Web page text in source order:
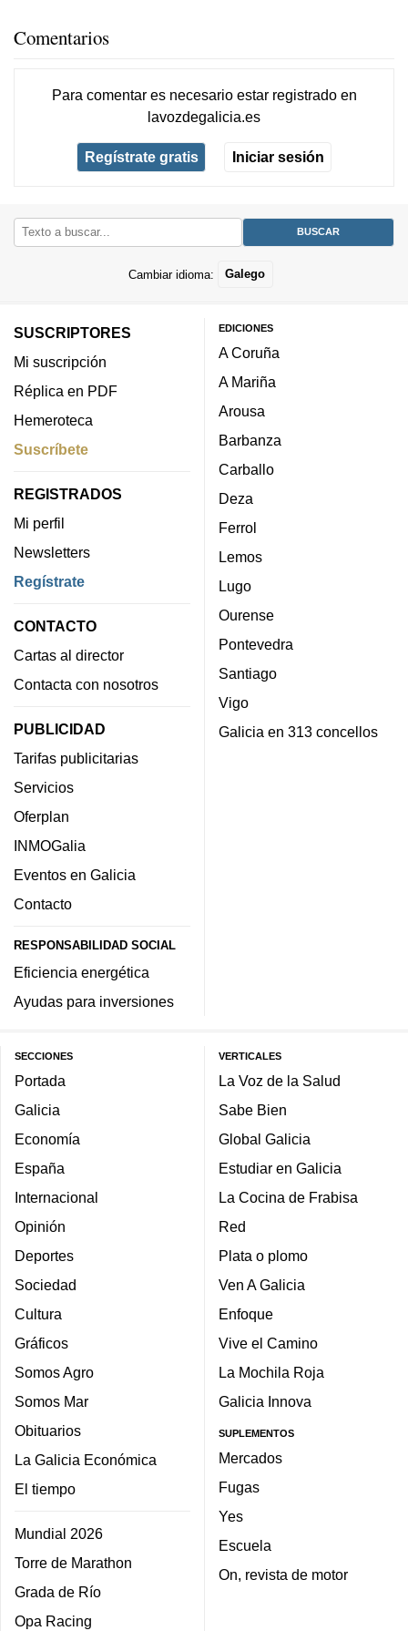
Comentarios
Para comentar es necesario estar registradoen
lavozdegalicia.es
Regístrate gratis Iniciar sesión
Cambiar idioma: Galego
SUSCRIPTORES
Mi suscripción
Réplica en PDF
Hemeroteca
Suscríbete
REGISTRADOS
Mi perfil
Newsletters
Regístrate
CONTACTO
Cartas al director
Contacta con nosotros
PUBLICIDAD
Tarifas publicitarias
Servicios
Oferplan
INMOGalia
Eventos en Galicia
Contacto
RESPONSABILIDAD SOCIAL
Eficiencia energética
Ayudas para inversiones
EDICIONES
A Coruña
A Mariña
Arousa
Barbanza
Carballo
Deza
Ferrol
Lemos
Lugo
Ourense
Pontevedra
Santiago
Vigo
Galicia en 313 concellos
SECCIONES
Portada
Galicia
Economía
España
Internacional
Opinión
Deportes
Sociedad
Cultura
Gráficos
Somos Agro
Somos Mar
Obituarios
La Galicia Económica
El tiempo
Mundial 2026
Torre de Marathon
Grada de Río
Opa Racing
VERTICALES
La Voz de la Salud
Sabe Bien
Global Galicia
Estudiar en Galicia
La Cocina de Frabisa
Red
Plata o plomo
Ven A Galicia
Enfoque
Vive el Camino
La Mochila Roja
Galicia Innova
SUPLEMENTOS
Mercados
Fugas
Yes
Escuela
On, revista de motor